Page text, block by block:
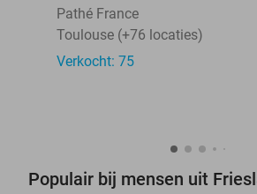
Pathé France
Toulouse (+76 locaties)
Verkocht: 75
Populair bij mensen uit